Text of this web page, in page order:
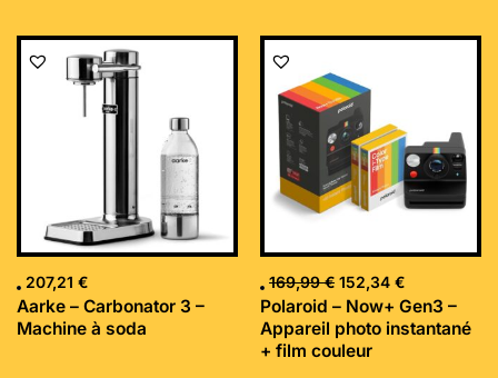
207,21 €
Aarke – Carbonator 3 –
Machine à soda
169,99€
Le
initial
était :
169,99 €.
152,34 €
Le
Polaroid – Now+ Gen3 –
Appareil photo instantané
+ film couleur